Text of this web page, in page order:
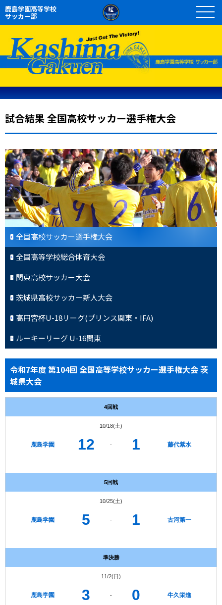
鹿島学園高等学校
サッカー部
試合結果 全国高校サッカー選手権大会
全国高校サッカー選手権大会
全国高等学校総合体育大会
関東高校サッカー大会
茨城県高校サッカー新人大会
高円宮杯U-18リーグ(プリンス関東・IFA)
ルーキーリーグ U-16関東
令和7年度 第104回 全国高等学校サッカー選手権大会 茨
城県大会
4回戦
10/18(土)
鹿島学園 12 - 1 藤代紫水
5回戦
10/25(土)
鹿島学園 5 - 1 古河第一
準決勝
11/2(日)
鹿島学園 3 - 0 牛久栄進